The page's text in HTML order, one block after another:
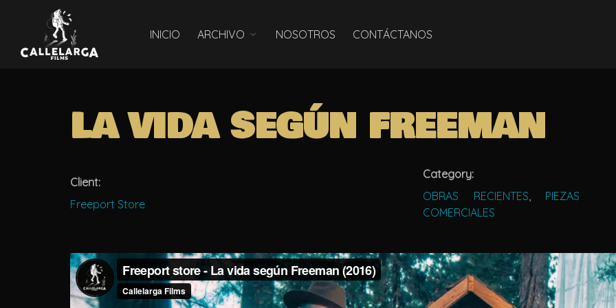
INICIO ARCHIVO NOSOTROS CONTÁCTANOS
LA VIDA SEGÚN FREEMAN
Client:
Freeport Store
Category:
OBRAS RECIENTES, PIEZAS
COMERCIALES